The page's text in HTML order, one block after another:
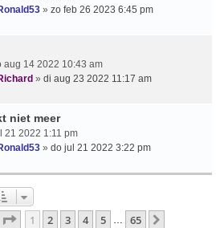
» zo feb 26 2023 6:45 pm
aug 14 2022 10:43 am
» di aug 23 2022 11:17 am
niet meer
21 2022 1:11 pm
» do jul 21 2022 3:22 pm
Pagina Van65
1 2 3 4 5 65